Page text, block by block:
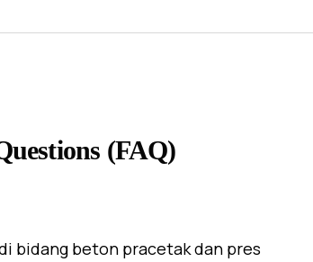
(FAQ)
bidang beton pracetak dan pres